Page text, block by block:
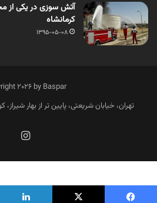
آتش سوزی در یکی از
کرمانشاه
1395-05-08
2026 by Baspar
تهران، خیابان شریعتی، پایین تر از بهار شیراز، کوچه
فارسی